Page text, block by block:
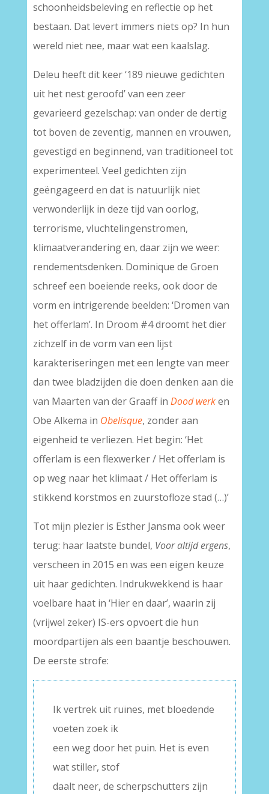
schoonheidsbeleving en reflectie op het
bestaan. Dat levert immers niets op? In hun
wereld niet nee, maar wat een kaalslag.
Deleu heeft dit keer ‘189 nieuwe gedichten
uit het nest geroofd’ van een zeer
gevarieerd gezelschap: van onder de dertig
tot boven de zeventig, mannen en vrouwen,
gevestigd en beginnend, van traditioneel tot
experimenteel. Veel gedichten zijn
geëngageerd en dat is natuurlijk niet
verwonderlijk in deze tijd van oorlog,
terrorisme, vluchtelingenstromen,
klimaatverandering en, daar zijn we weer:
rendementsdenken. Dominique de Groen
schreef een boeiende reeks, ook door de
vorm en intrigerende beelden: ‘Dromen van
het offerlam’. In Droom #4 droomt het dier
zichzelf in de vorm van een lijst
karakteriseringen met een lengte van meer
dan twee bladzijden die doen denken aan die
van Maarten van der Graaff in Dood werken
Obe Alkema in Obelisque, zonder aan
eigenheid te verliezen. Het begin: ‘Het
offerlam is een flexwerker / Het offerlam is
op weg naar het klimaat / Het offerlam is
stikkend korstmos en zuurstofloze stad (…)’
Tot mijn plezier is Esther Jansma ook weer
terug: haar laatste bundel, Voor altijd ergens,
verscheen in 2015 en was een eigen keuze
uit haar gedichten. Indrukwekkend is haar
voelbare haat in ‘Hier en daar’, waarin zij
(vrijwel zeker) IS-ers opvoert die hun
moordpartijen als een baantje beschouwen.
De eerste strofe:
Ik vertrek uit ruïnes, met bloedende
voeten zoek ik
een weg door het puin. Het is even
wat stiller, stof
daalt neer, de scherpschutters zijn